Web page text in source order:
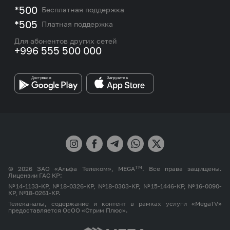
Подбор номера
M2M
Контакты сотрудников отдела по работе с
корпоративными и VIP клиентами
Карта покрытия сети и центров обслуживания
Работа в MEGA
Бренд MEGA
*500 Бесплатная поддержка
*505 Платная поддержка
Для абонентов других сетей
+996 555 500 000
© 2026 ЗАО «Альфа Телеком», MEGATM. Все права защищены.
Лицензии ГАС КР:
№14-1133-КР, №18-0326-КР, №18-0303-КР, №15-1446-КР, №16-0090-
КР, №18-0261-КР.
Телеканалы, содержание и контент в рамках услуги «MegaTV»
предоставляется ОсОО «Стрим Плюс».